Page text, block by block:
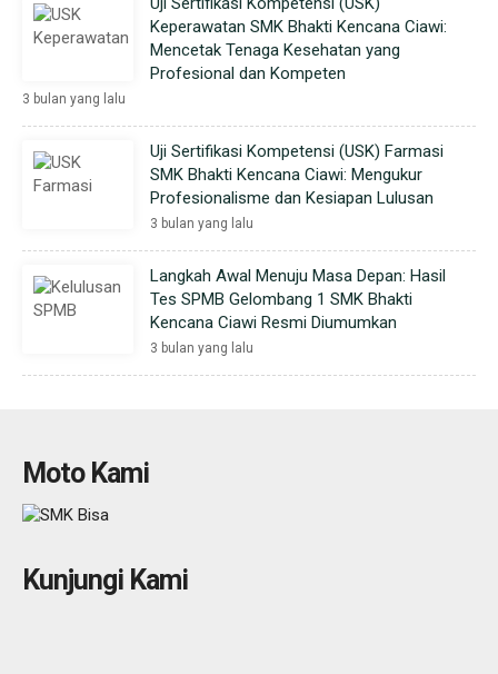
Keperawatan SMK Bhakti Kencana Ciawi:
Mencetak Tenaga Kesehatan yang
Profesional dan Kompeten
3 bulan yang lalu
Uji Sertifikasi Kompetensi (USK) Farmasi
SMK Bhakti Kencana Ciawi: Mengukur
Profesionalisme dan Kesiapan Lulusan
3 bulan yang lalu
Langkah Awal Menuju Masa Depan: Hasil
Tes SPMB Gelombang 1 SMK Bhakti
Kencana Ciawi Resmi Diumumkan
3 bulan yang lalu
Moto Kami
Kunjungi Kami